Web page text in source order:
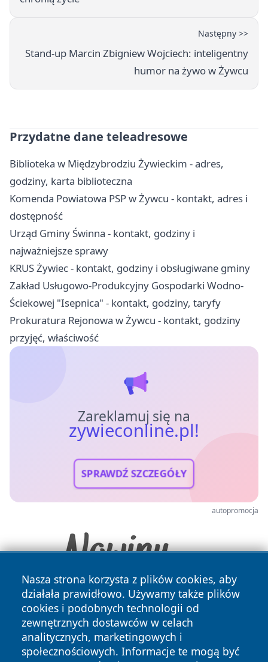
Następny >>
Stand-up Marcin Zbigniew Wojciech: inteligentny
humor na żywo w Żywcu
Przydatne dane teleadresowe
Biblioteka w Międzybrodziu Żywieckim - adres,
godziny, karta biblioteczna
Komenda Powiatowa PSP w Żywcu - kontakt, adres i
dostępność
Urząd Gminy Świnna - kontakt, godziny i
najważniejsze sprawy
KRUS Żywiec - kontakt, godziny i obsługiwane gminy
Zakład Usługowo-Produkcyjny Gospodarki Wodno-
Ściekowej "Isepnica" - kontakt, godziny, taryfy
Prokuratura Rejonowa w Żywcu - kontakt, godziny
przyjęć, właściwość
Zareklamuj się na
zywieconline.pl!
SPRAWDŹ SZCZEGÓŁY
autopromocja
Nasza strona korzysta z plików cookies, aby
działała prawidłowo. Używamy także plików
cookies i podobnych technologii od
zewnętrznych dostawców w celach
analitycznych, marketingowych i
społecznościowych. Informacje te mogą być